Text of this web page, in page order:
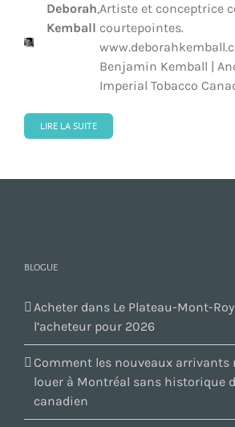
Deborah
Kemball
,Artiste et conceptrice
courtepointes.
Benjamin Kemball |
Imperial Tobacco
Möröy Montréal (IRCM)
Anniek ,Partenaire et Coach
intégral, The
Gruber
Pictet
LIRE LA SUITE
BLOGUE
Acheter dans Le Plateau-Mont-
l’acheteur pour 2026
Comment les nouveaux arrivants
louer à Montréal sans historique
canadien